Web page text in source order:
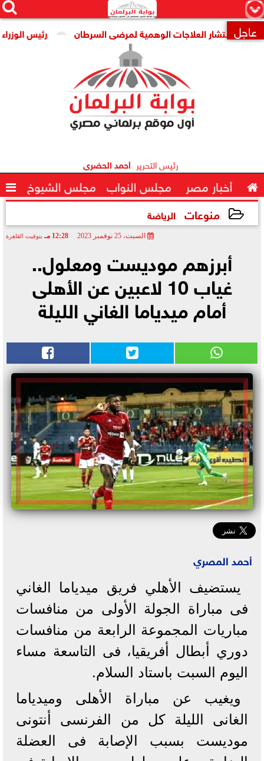
×


 عاجل رئيس الوزراء انتشار العلاجات الوهمية لمرضى السرطان
رئيس التحرير أحمد الحضرى
 أخبار مصر مجلس النواب مجلس الشيوخ 
منوعات الرياضة
السبت، 25 نوفمبر 2023 12:28 مـ بتوقيت القاهرة
أبرزهم موديست ومعلول..
غياب 10 لاعبين عن الأهلى
أمام ميدياما الغاني الليلة
أحمد المصري
يستضيف الأهلي فريق ميدياما الغاني
فى مباراة الجولة الأولى من منافسات
مباريات المجموعة الرابعة من منافسات
دوري أبطال أفريقيا، فى التاسعة مساء
اليوم السبت باستاد السلام.
ويغيب عن مباراة الأهلى وميدياما
الغانى الليلة كل من الفرنسى أنتونى
موديست بسبب الإصابة فى العضلة